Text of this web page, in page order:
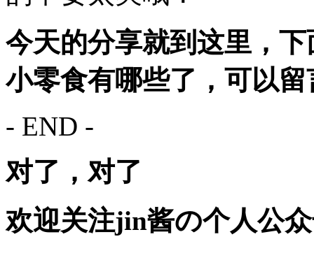
今天的分享就到这里，
小零食有哪些了，可以
- END -
对了，对了
欢迎关注jin酱の个人公